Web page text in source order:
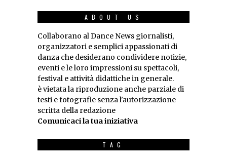
ABOUT US
Collaborano al Dance News giornalisti,
organizzatori e semplici appassionati di
danza che desiderano condividere notizie,
eventi e le loro impressioni su spettacoli,
festival e attività didattiche in generale.
è vietata la riproduzione anche parziale di
testi e fotografie senza l'autorizzazione
scritta della redazione
Comunicaci la tua iniziativa
TAG